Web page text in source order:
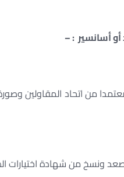
أسانسير : –
من اتحاد المقاولين